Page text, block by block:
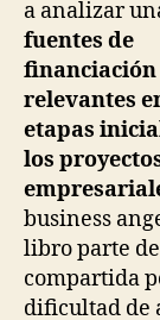
a analizar
fuentes de
financiación
relevantes
etapas
los
business
libro parte
compartida
dificultad de